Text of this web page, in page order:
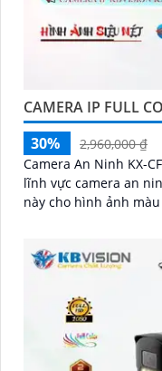
CAMERA IP FULL
30%
2,960,000 ₫
Camera An Ninh KX-
lĩnh vực camera an ninh. Với độ phân giải 4.0 MP,
này cho hình ảnh